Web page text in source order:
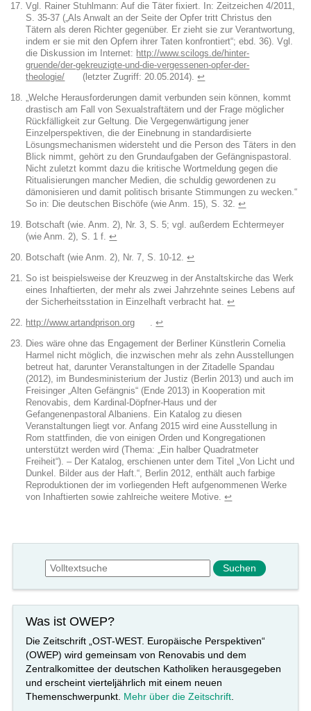
Vgl. Rainer Stuhlmann: Auf die Täter fixiert. In: Zeitzeichen 4/2011,
S. 35-37 („Als Anwalt an der Seite der Opfer tritt Christus den
Tätern als deren Richter gegenüber. Er zieht sie zur Verantwortung,
indem er sie mit den Opfern ihrer Taten konfrontiert“; ebd. 36). Vgl.
die Diskussion im Internet: http://www.scilogs.de/hinter-
gruende/der-gekreuzigte-und-die-vergessenen-opfer-der-
theologie/
(letzter Zugriff: 20.05.2014).↩︎
„Welche Herausforderungen damit verbunden sein können, kommt
drastisch am Fall von Sexualstraftätern und der Frage möglicher
Rückfälligkeit zur Geltung. Die Vergegenwärtigung jener
Einzelperspektiven, die der Einebnung in standardisierte
Lösungsmechanismen widersteht und die Person des Täters in den
Blick nimmt, gehört zu den Grundaufgaben der Gefängnispastoral.
Nicht zuletzt kommt dazu die kritische Wortmeldung gegen die
Ritualisierungen mancher Medien, die schuldig gewordenen zu
dämonisieren und damit politisch brisante Stimmungen zu wecken.“
So in: Die deutschen Bischöfe (wie Anm. 15), S. 32.↩︎
Botschaft (wie. Anm. 2), Nr. 3, S. 5; vgl. außerdem Echtermeyer
(wie Anm. 2), S. 1 f.↩︎
Botschaft (wie Anm. 2), Nr. 7, S. 10-12.↩︎
So ist beispielsweise der Kreuzweg in der Anstaltskirche das Werk
eines Inhaftierten, der mehr als zwei Jahrzehnte seines Lebens auf
der Sicherheitsstation in Einzelhaft verbracht hat.↩︎
http://www.artandprison.org
.↩︎
Dies wäre ohne das Engagement der Berliner Künstlerin Cornelia
Harmel nicht möglich, die inzwischen mehr als zehn Ausstellungen
betreut hat, darunter Veranstaltungen in der Zitadelle Spandau
(2012), im Bundesministerium der Justiz (Berlin 2013) und auch im
Freisinger „Alten Gefängnis“ (Ende 2013) in Kooperation mit
Renovabis, dem Kardinal-Döpfner-Haus und der
Gefangenenpastoral Albaniens. Ein Katalog zu diesen
Veranstaltungen liegt vor. Anfang 2015 wird eine Ausstellung in
Rom stattfinden, die von einigen Orden und Kongregationen
unterstützt werden wird (Thema: „Ein halber Quadratmeter
Freiheit“). – Der Katalog, erschienen unter dem Titel „Von Licht und
Dunkel. Bilder aus der Haft.“, Berlin 2012, enthält auch farbige
Reproduktionen der im vorliegenden Heft aufgenommenen Werke
von Inhaftierten sowie zahlreiche weitere Motive.↩︎
Suchformular
Suche
Was ist OWEP?
Die Zeitschrift „OST-WEST. Europäische Perspektiven“
(OWEP) wird gemeinsam von Renovabis und dem
Zentralkomittee der deutschen Katholiken herausgegeben
und erscheint vierteljährlich mit einem neuen
Themenschwerpunkt. Mehr über die Zeitschrift.